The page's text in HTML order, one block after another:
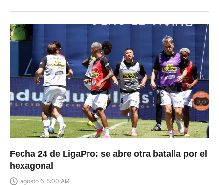
Fecha 24 de LigaPro: se abre otra batalla por el
hexagonal
agosto 6, 5:00 AM